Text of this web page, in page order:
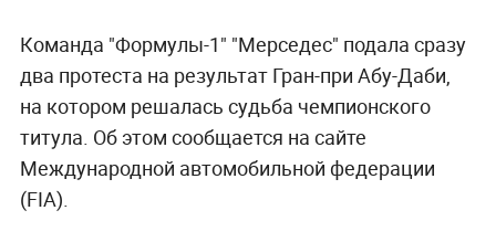
Команда "Формулы-1" "Мерседес" подала сразу
два протеста на результат Гран-при Абу-Даби,
на котором решалась судьба чемпионского
титула. Об этом сообщается на сайте
Международной автомобильной федерации
(FIA).